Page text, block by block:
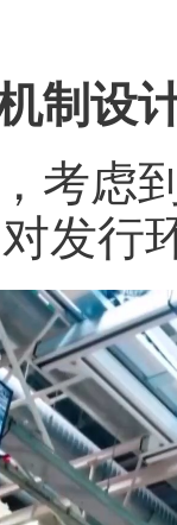
制设
考虑
发行